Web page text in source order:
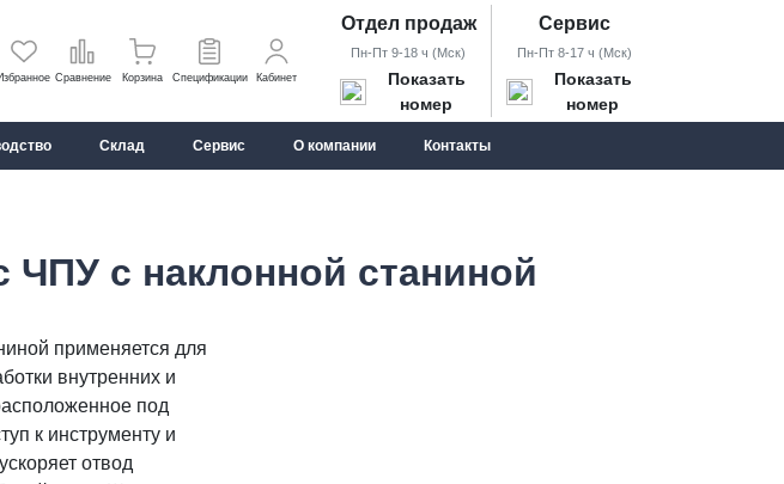
Сравнение Корзина Спецификации Кабинет
Отдел продаж
Пн-Пт 9-18 ч (Мск)
Показать
номер
Сервис
Пн-Пт 8-17 ч (Мск)
Показать
номер
Склад Сервис О компании Контакты
ЧПУ с наклонной станиной
применяется для
внутренних и
под
к инструменту и
отвод